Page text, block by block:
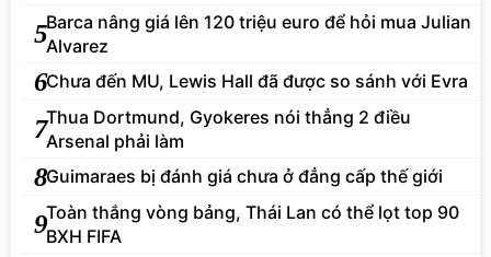
5Barca nâng giá lên 120 triệu euro để hỏi mua Julian
Alvarez
6Chưa đến MU, Lewis Hall đã được so sánh với Evra
7Thua Dortmund, Gyokeres nói thẳng 2 điều
Arsenal phải làm
8Guimaraes bị đánh giá chưa ở đẳng cấp thế giới
9Toàn thắng vòng bảng, Thái Lan có thể lọt top 90
BXH FIFA